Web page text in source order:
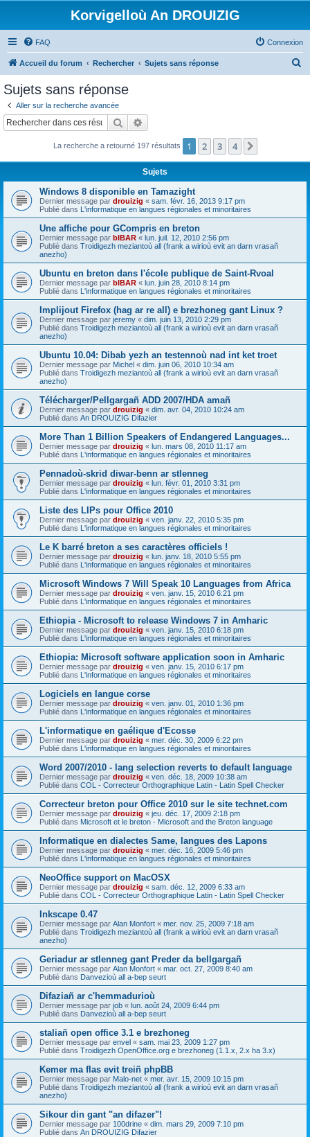
Korvigelloù An DROUIZIG
FAQ Connexion
Accueil du forum Rechercher Sujets sans réponse
c
Sujets sans réponse
Aller sur la recherche avancée
Rechercher
La recherche a retourné 197 résultats 1 2 3 4
Sujets
Windows 8 disponible en Tamazight
Dernier message par drouizig « sam. févr. 16, 2013 9:17 pm
Publié dans L'informatique en langues régionales et minoritaires
Une affiche pour GCompris en breton
Dernier message par bIBAR « lun. juil. 12, 2010 2:56 pm
Publié dans Troidigezh meziantoù all (frank a wirioù evit an darn vrasañ
anezho)
Ubuntu en breton dans l'école publique de Saint-Rvoal
Dernier message par bIBAR « lun. juin 28, 2010 8:14 pm
Publié dans L'informatique en langues régionales et minoritaires
Implijout Firefox (hag ar re all) e brezhoneg gant Linux ?
Dernier message par jeremy « dim. juin 13, 2010 2:29 pm
Publié dans Troidigezh meziantoù all (frank a wirioù evit an darn vrasañ
anezho)
Ubuntu 10.04: Dibab yezh an testennoù nad int ket troet
Dernier message par Michel « dim. juin 06, 2010 10:34 am
Publié dans Troidigezh meziantoù all (frank a wirioù evit an darn vrasañ
anezho)
Télécharger/Pellgargañ ADD 2007/HDA amañ
Dernier message par drouizig « dim. avr. 04, 2010 10:24 am
Publié dans An DROUIZIG Difazier
More Than 1 Billion Speakers of Endangered Languages...
Dernier message par drouizig « lun. mars 08, 2010 11:17 am
Publié dans L'informatique en langues régionales et minoritaires
Pennadoù-skrid diwar-benn ar stlenneg
Dernier message par drouizig « lun. févr. 01, 2010 3:31 pm
Publié dans L'informatique en langues régionales et minoritaires
Liste des LIPs pour Office 2010
Dernier message par drouizig « ven. janv. 22, 2010 5:35 pm
Publié dans L'informatique en langues régionales et minoritaires
Le K barré breton a ses caractères officiels !
Dernier message par drouizig « lun. janv. 18, 2010 5:55 pm
Publié dans L'informatique en langues régionales et minoritaires
Microsoft Windows 7 Will Speak 10 Languages from Africa
Dernier message par drouizig « ven. janv. 15, 2010 6:21 pm
Publié dans L'informatique en langues régionales et minoritaires
Ethiopia - Microsoft to release Windows 7 in Amharic
Dernier message par drouizig « ven. janv. 15, 2010 6:18 pm
Publié dans L'informatique en langues régionales et minoritaires
Ethiopia: Microsoft software application soon in Amharic
Dernier message par drouizig « ven. janv. 15, 2010 6:17 pm
Publié dans L'informatique en langues régionales et minoritaires
Logiciels en langue corse
Dernier message par drouizig « ven. janv. 01, 2010 1:36 pm
Publié dans L'informatique en langues régionales et minoritaires
L'informatique en gaélique d'Ecosse
Dernier message par drouizig « mer. déc. 30, 2009 6:22 pm
Publié dans L'informatique en langues régionales et minoritaires
Word 2007/2010 - lang selection reverts to default language
Dernier message par drouizig « ven. déc. 18, 2009 10:38 am
Publié dans COL - Correcteur Orthographique Latin - Latin Spell Checker
Correcteur breton pour Office 2010 sur le site technet.com
Dernier message par drouizig « jeu. déc. 17, 2009 2:18 pm
Publié dans Microsoft et le breton - Microsoft and the Breton language
Informatique en dialectes Same, langues des Lapons
Dernier message par drouizig « mer. déc. 16, 2009 5:46 pm
Publié dans L'informatique en langues régionales et minoritaires
NeoOffice support on MacOSX
Dernier message par drouizig « sam. déc. 12, 2009 6:33 am
Publié dans COL - Correcteur Orthographique Latin - Latin Spell Checker
Inkscape 0.47
Dernier message par Alan Monfort « mer. nov. 25, 2009 7:18 am
Publié dans Troidigezh meziantoù all (frank a wirioù evit an darn vrasañ
anezho)
Geriadur ar stlenneg gant Preder da bellgargañ
Dernier message par Alan Monfort « mar. oct. 27, 2009 8:40 am
Publié dans Danvezioù all a-bep seurt
Difaziañ ar c'hemmadurioù
Dernier message par job « lun. août 24, 2009 6:44 pm
Publié dans Danvezioù all a-bep seurt
staliañ open office 3.1 e brezhoneg
Dernier message par envel « sam. mai 23, 2009 1:27 pm
Publié dans Troidigezh OpenOffice.org e brezhoneg (1.1.x, 2.x ha 3.x)
Kemer ma flas evit treiñ phpBB
Dernier message par Malo-net « mer. avr. 15, 2009 10:15 pm
Publié dans Troidigezh meziantoù all (frank a wirioù evit an darn vrasañ
anezho)
Sikour din gant "an difazer"!
Dernier message par 100drine « dim. mars 29, 2009 7:10 pm
Publié dans An DROUIZIG Difazier